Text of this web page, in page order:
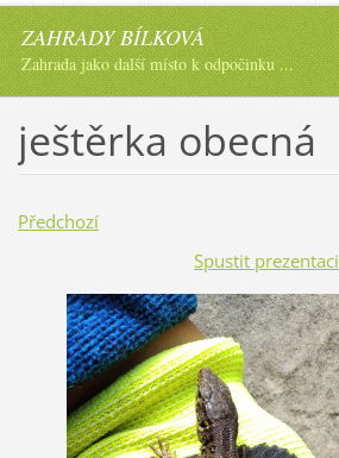
ZAHRADY BÍLKOVÁ
Zahrada jako další místo k odpočinku ...
ještěrka obecná
Předchozí
Spustit prezentaci